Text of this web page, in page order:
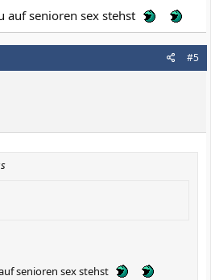
auf senioren sex stehst
#5
senioren sex stehst